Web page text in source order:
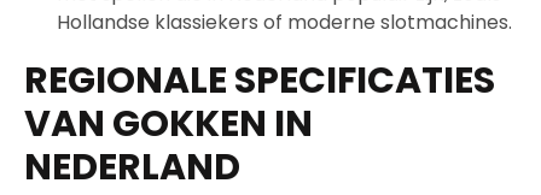
Hollandse klassiekers of moderne slotmachines.
REGIONALE SPECIFICATIES
VAN GOKKEN IN
NEDERLAND